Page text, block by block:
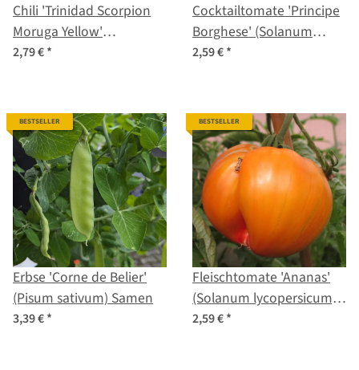
Chili 'Trinidad Scorpion
Moruga Yellow'
(Capsicum chinense)
2,79 €*
Cocktailtomate 'Principe
Borghese' (Solanum
lycopersicum) Samen
2,59 €*
BESTSELLER
Erbse 'Corne de Belier'
(Pisum sativum) Samen
3,39 €*
BESTSELLER
Fleischtomate 'Ananas'
(Solanum lycopersicum)
Samen
2,59 €*